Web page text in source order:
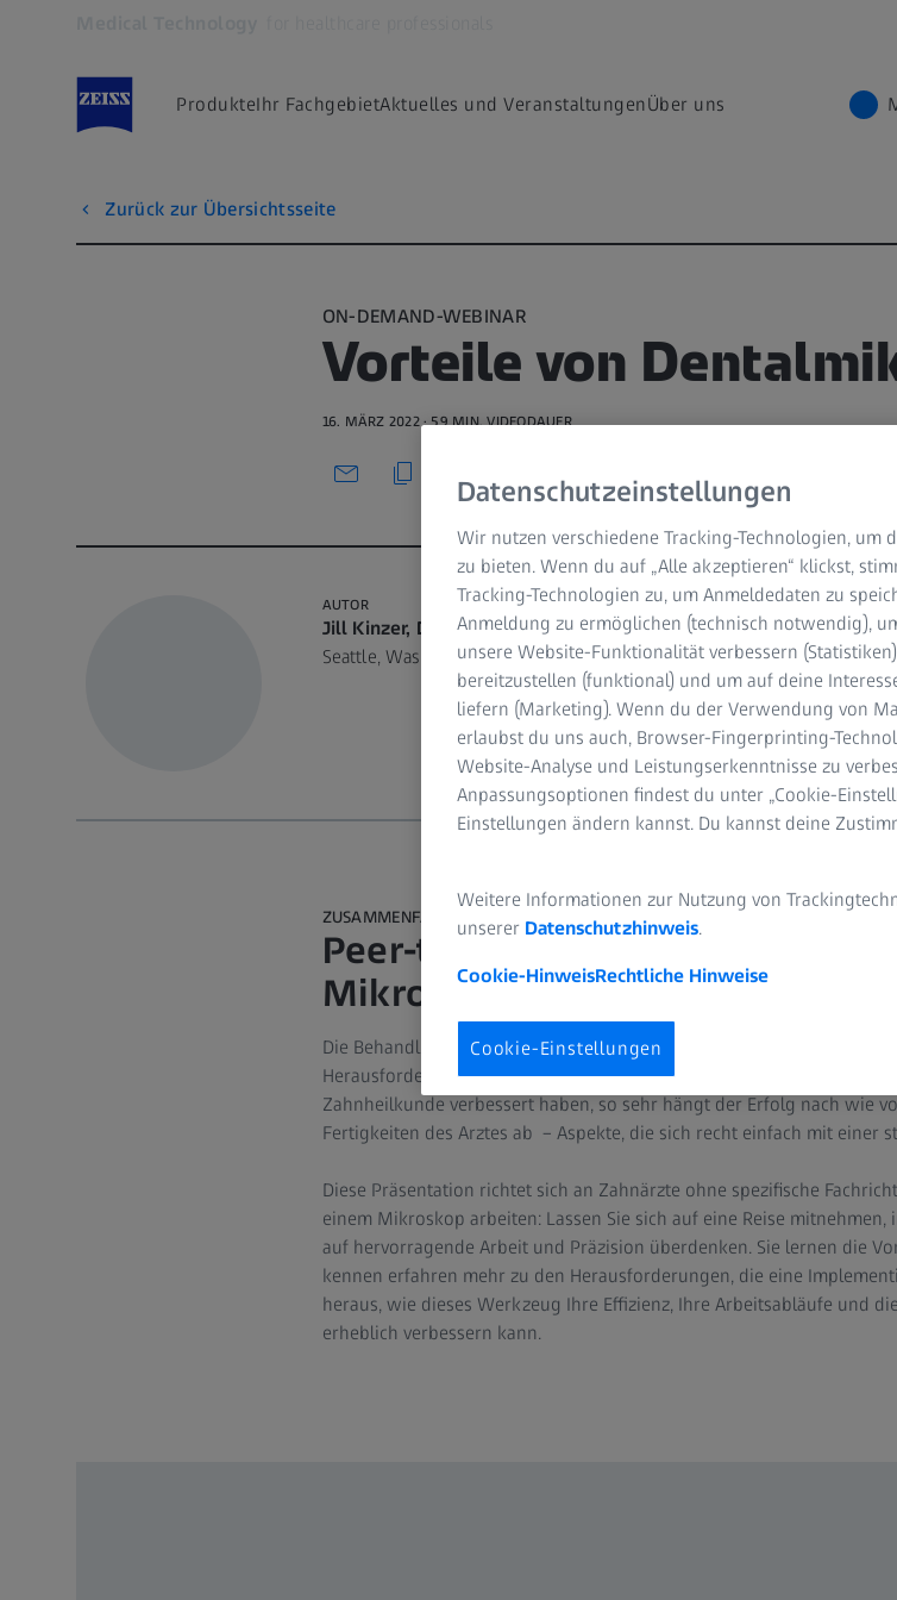
ProdukteIhr FachgebietAktuelles und VeranstaltungenÜber uns
Zurück zur Übersichtsseite
ON-DEMAND-WEBINAR
Vorteile von
16. MÄRZ 2022 · 59 MIN. VIDEODAUER
AUTOR
Jill Kinzer, DDS
Seattle, Washington, USA
ZUSAMMENFASSUNG
Peer-to-Peer-
Mikroskopen
Die Behandlung von Patienten mit gleichbleibender Qualität und
Herausforderung. So sehr die Materialien und Technologien die
Zahnheilkunde verbessert haben, so sehr hängt der Erfolg nach wie
Fertigkeiten des Arztes ab – Aspekte, die sich recht einfach mit einer
Diese Präsentation richtet sich an Zahnärzte ohne spezifische
einem Mikroskop arbeiten: Lassen Sie sich auf eine Reise
auf hervorragende Arbeit und Präzision überdenken. Sie lernen die
kennen erfahren mehr zu den Herausforderungen, die eine
heraus, wie dieses Werkzeug Ihre Effizienz, Ihre Arbeitsabläufe und
erheblich verbessern kann.
Datenschutzeinstellungen
Wir nutzen verschiedene Tracking-Technologien, um
zu bieten. Wenn du auf „Alle akzeptieren“ klickst,
Tracking-Technologien zu, um Anmeldedaten zu
Anmeldung zu ermöglichen (technisch notwendig),
unsere Website-Funktionalität verbessern
bereitzustellen (funktional) und um auf deine
liefern (Marketing). Wenn du der Verwendung von
erlaubst du uns auch, Browser-Fingerprinting-
Website-Analyse und Leistungserkenntnisse zu
Anpassungsoptionen findest du unter „Cookie-
Einstellungen ändern kannst. Du kannst deine
Weitere Informationen zur Nutzung von
unserer Datenschutzhinweis.
Cookie-HinweisRechtliche Hinweise
Cookie-Einstellungen